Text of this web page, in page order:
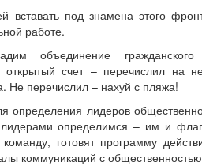
вставать под знамена этого
работе.
объединение
открытый счет – перечислил на
Не перечислил – нахуй с пляжа!
определения лидеров
определимся – им и
готовят программу
коммуникаций с